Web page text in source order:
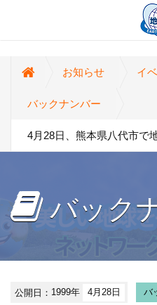
お知らせ イ
バックナンバー
4月28日、熊本県八代市で
バック
公開日： 1999年 4月28日 バ